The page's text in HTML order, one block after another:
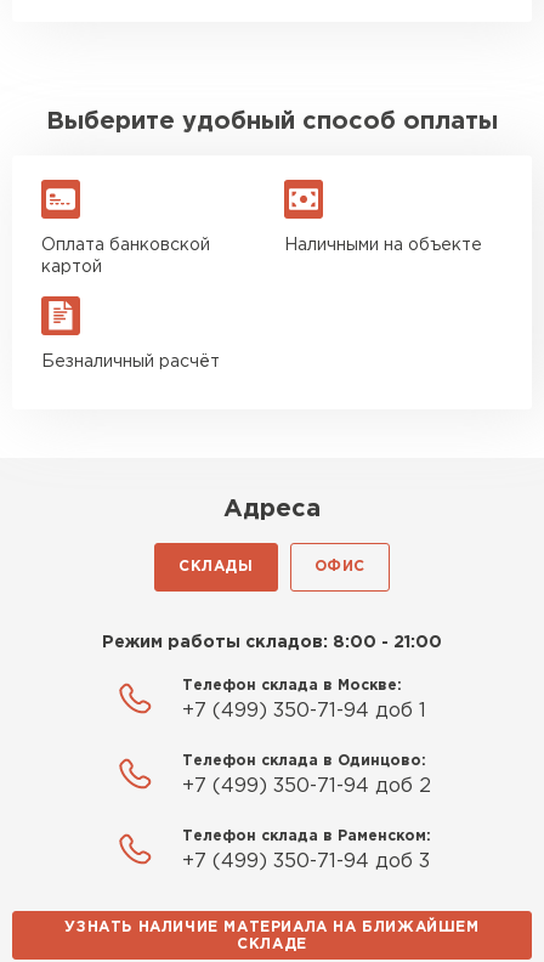
Выберите удобный способ оплаты
Оплата банковской
картой
Наличными на объекте
Безналичный расчёт
Адреса
СКЛАДЫ ОФИС
Режим работы складов: 8:00 - 21:00
Телефон склада в Москве:
+7 (499) 350-71-94 доб 1
Телефон склада в Одинцово:
+7 (499) 350-71-94 доб 2
Телефон склада в Раменском:
+7 (499) 350-71-94 доб 3
УЗНАТЬ НАЛИЧИЕ МАТЕРИАЛА НА БЛИЖАЙШЕМ
СКЛАДЕ